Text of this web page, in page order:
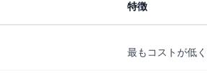
特徴
最もコストが低